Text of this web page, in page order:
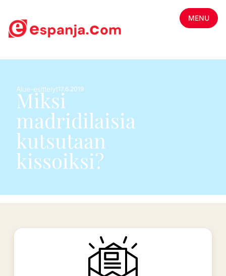
MENU
Alue-esittelyt17.6.2019
Miksi
madridilaisia
kutsutaan
kissoiksi?